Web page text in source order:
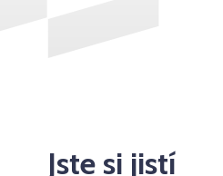
Jste si jistí